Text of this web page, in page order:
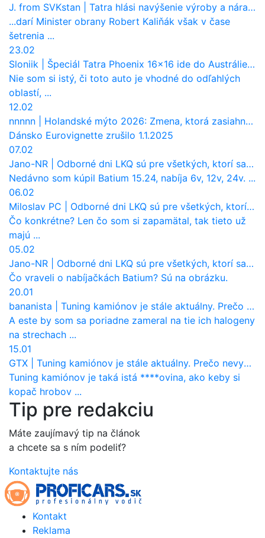
J. from SVKstan
Tatra hlási navýšenie výroby a nárast tržieb. Ktorí odberatelia sú kľúčoví?
...darí Minister obrany Robert Kaliňák však v čase
šetrenia ...
23.02
Sloniik
Špeciál Tatra Phoenix 16×16 ide do Austrálie. Na čo bude slúžiť?
Nie som si istý, či toto auto je vhodné do odľahlých
oblastí, ...
12.02
nnnnn
Holandské mýto 2026: Zmena, ktorá zasiahne slovenských dopravcov
Dánsko Eurovignette zrušilo 1.1.2025
07.02
Jano-NR
Odborné dni LKQ sú pre všetkých, ktorí sa chcú dozvedieť niečo viac
Nedávno som kúpil Batium 15.24, nabíja 6v, 12v, 24v. ...
06.02
Miloslav PC
Odborné dni LKQ sú pre všetkých, ktorí sa chcú dozvedieť niečo viac
Čo konkrétne? Len čo som si zapamätal, tak tieto už
majú ...
05.02
Jano-NR
Odborné dni LKQ sú pre všetkých, ktorí sa chcú dozvedieť niečo viac
Čo vraveli o nabíjačkách Batium? Sú na obrázku.
20.01
bananista
Tuning kamiónov je stále aktuálny. Prečo nevyhynul ako pri osobákoch?
A este by som sa poriadne zameral na tie ich halogeny
na strechach ...
15.01
GTX
Tuning kamiónov je stále aktuálny. Prečo nevyhynul ako pri osobákoch?
Tuning kamiónov je taká istá ****ovina, ako keby si
kopač hrobov ...
Tip pre redakciu
Máte zaujímavý tip na článok
a chcete sa s ním podeliť?
Kontaktujte nás
Kontakt
Reklama